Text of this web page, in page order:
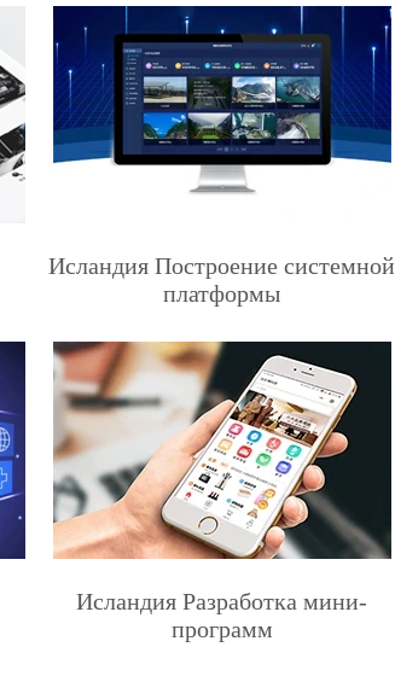
Исландия Построение системной
платформы
Исландия Разработка мини-
программ